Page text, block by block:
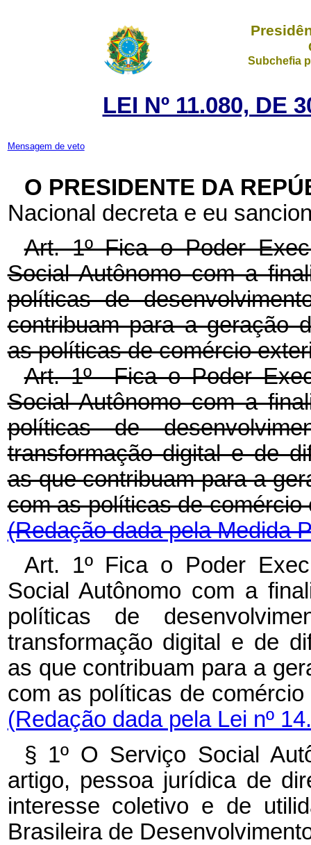
Subchefia
LEI Nº 11.080, DE
Mensagem de veto
O PRESIDENTE DA
Nacional decreta e eu
Art. 1º Fica o Poder
Social Autônomo com a
políticas de
contribuam para a geração
as políticas de comércio
Art. 1º Fica o Poder
Social Autônomo com a
políticas de
transformação digital e de
as que contribuam para a
com as políticas de
(Redação dada pela Medida
Art. 1º Fica o Poder
Social Autônomo com a
políticas de
transformação digital e de
as que contribuam para a
com as políticas de
(Redação dada pela Lei nº
§ 1º O Serviço Social
artigo, pessoa jurídica de
interesse coletivo e de
Brasileira de